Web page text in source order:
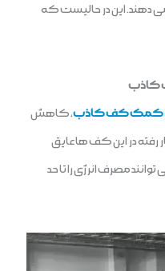
دهند. این در حالیست که
کاذب
به کمک کف کاذب، کاهش
رفته در این کف ها عایق
مصرف انرژی را تا حد